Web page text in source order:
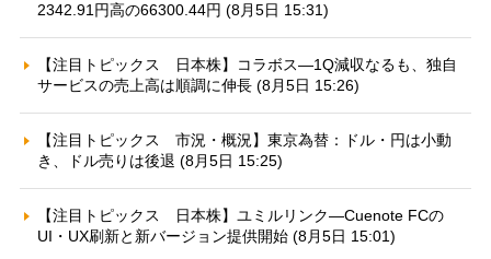
2342.91円高の66300.44円 (8月5日 15:31)
【注目トピックス 日本株】コラボス—1Q減収なるも、独自
サービスの売上高は順調に伸長 (8月5日 15:26)
【注目トピックス 市況・概況】東京為替：ドル・円は小動
き、ドル売りは後退 (8月5日 15:25)
【注目トピックス 日本株】ユミルリンク—Cuenote FCの
UI・UX刷新と新バージョン提供開始 (8月5日 15:01)